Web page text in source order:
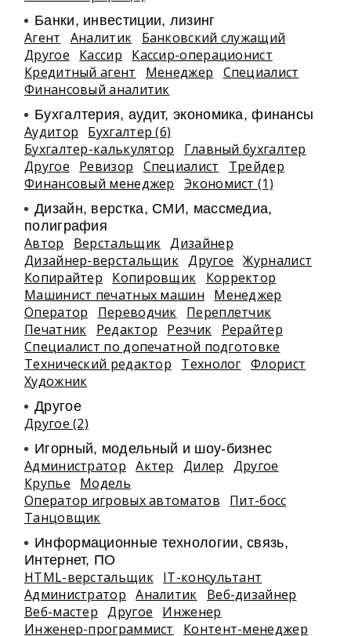
Банки, инвестиции, лизинг
Агент Аналитик
Банковский служащий
Другое
Кассир
Кассир-операционист
Кредитный агент
Менеджер
Специалист
Финансовый аналитик
Бухгалтерия, аудит, экономика, финансы
Аудитор
Бухгалтер (6)
Бухгалтер-калькулятор
Главный бухгалтер
Другое
Ревизор Специалист
Трейдер
Финансовый менеджер
Экономист (1)
Дизайн, верстка, СМИ, массмедиа,
полиграфия
Автор Верстальщик Дизайнер
Дизайнер-верстальщик Другое
Журналист
Копирайтер
Копировщик
Корректор
Машинист печатных машин
Менеджер
Оператор
Переводчик
Переплетчик
Печатник
Редактор Резчик
Рерайтер
Специалист по допечатной подготовке
Технический редактор
Технолог Флорист
Художник
Другое
Другое (2)
Игорный, модельный и шоу-бизнес
Администратор Актер Дилер
Другое
Крупье
Модель
Оператор игровых автоматов
Пит-босс
Танцовщик
Информационные технологии, связь,
Интернет, ПО
HTML-верстальщик IT-консультант
Администратор
Аналитик
Веб-дизайнер
Веб-мастер
Другое
Инженер
Инженер-программист
Контент-менеджер